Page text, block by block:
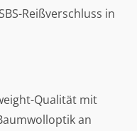
Reißverschluss in
Qualität mit
an